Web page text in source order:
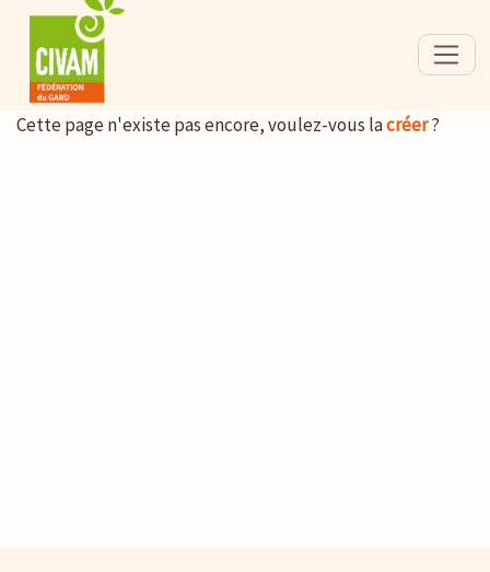
Cette page n'existe pas encore, voulez-vous lacréer?